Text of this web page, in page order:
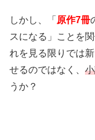
しかし、「 原作7冊
スになる」ことを
れを見る限りでは
せるのではなく、
うか？